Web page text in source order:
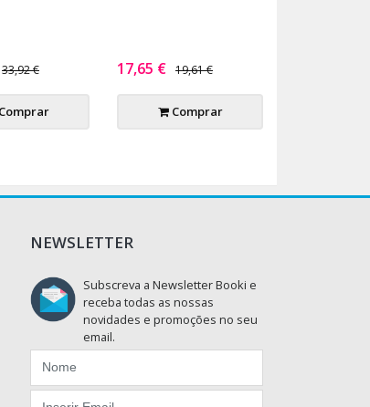
33,92 € 17,65 € 19,61 €
Comprar
NEWSLETTER
Subscreva a Newsletter Booki e
receba todas as nossas
novidades e promoções no seu
email.